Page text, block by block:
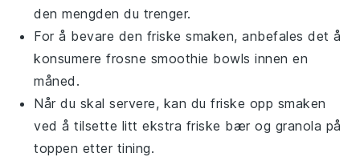
den mengden du trenger.
For å bevare den friske smaken, anbefales det å
konsumere frosne smoothie bowls innen en
måned.
Når du skal servere, kan du friske opp smaken
ved å tilsette litt ekstra friske bær og granola på
toppen etter tining.